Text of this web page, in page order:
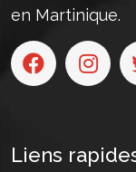
en Martinique.
Liens